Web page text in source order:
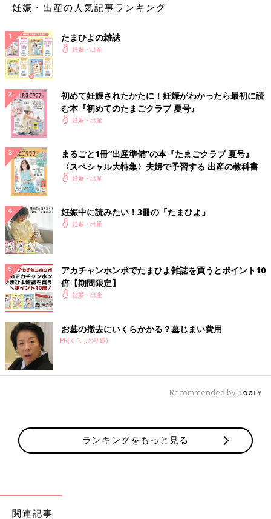
妊娠・出産の人気記事ランキング
たまひよの雑誌
妊娠・出産
初めて妊娠されたかたに！妊娠がわかったら最初に読
む本『初めてのたまごクラブ 夏号』
妊娠・出産
まるごと1冊“出産準備”の本『たまごクラブ 夏号』
〈スペシャル大特集〉夫婦で予習する 出産の教科書
妊娠・出産
妊娠中に読みたい！3冊の「たまひよ」
妊娠・出産
アカチャンホンポでたまひよ雑誌を買うとポイント10
倍【期間限定】
妊娠・出産
お墓の撤去にいくらかかる？墓じまい費用
PR(くらしの話題)
Recommended by
ランキングをもっと見る
関連記事